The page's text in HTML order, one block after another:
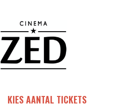
KIES AANTAL TICKETS